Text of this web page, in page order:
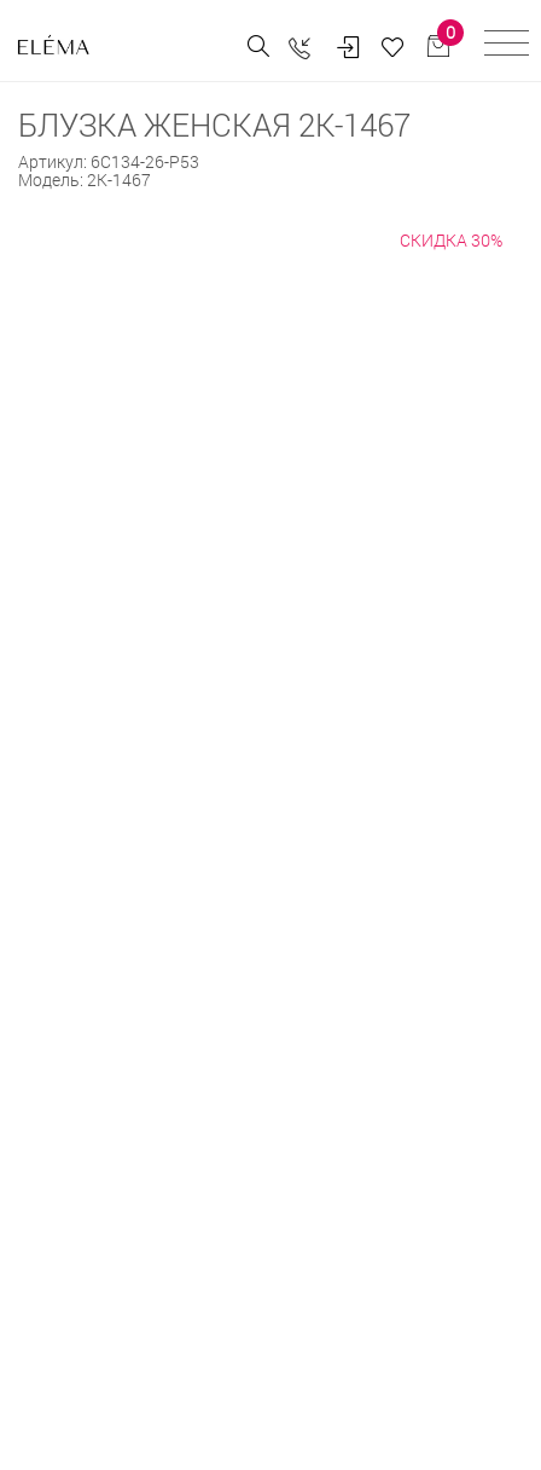
0
БЛУЗКА ЖЕНСКАЯ 2К-1467
Артикул: 6С134-26-Р53
Модель: 2К-1467
СКИДКА 30%